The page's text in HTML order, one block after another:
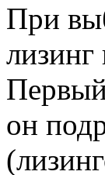
При
он